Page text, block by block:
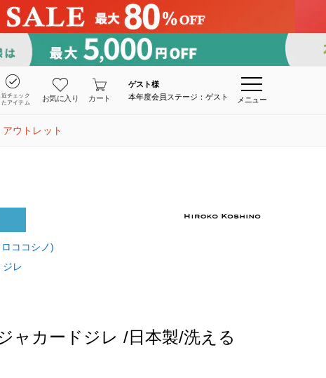
近チェック
たアイテム
お気に入り カート
ゲスト様
本年度会員ステージ：ゲスト
メニュー
アウトレット
ココシノ)
ジレ
ャカードジレ /日本製/洗える